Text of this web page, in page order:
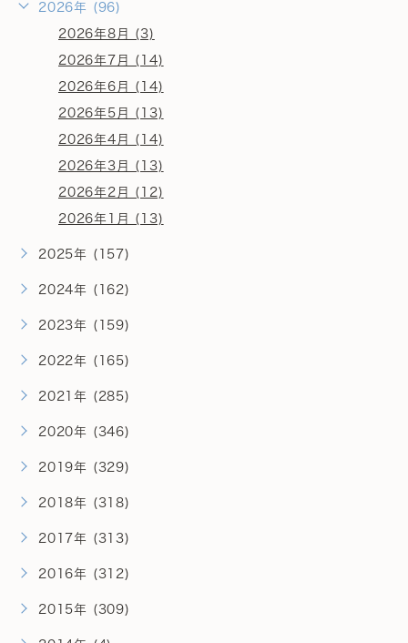
2026年 (96)
2026年8月 (3)
2026年7月 (14)
2026年6月 (14)
2026年5月 (13)
2026年4月 (14)
2026年3月 (13)
2026年2月 (12)
2026年1月 (13)
2025年 (157)
2024年 (162)
2023年 (159)
2022年 (165)
2021年 (285)
2020年 (346)
2019年 (329)
2018年 (318)
2017年 (313)
2016年 (312)
2015年 (309)